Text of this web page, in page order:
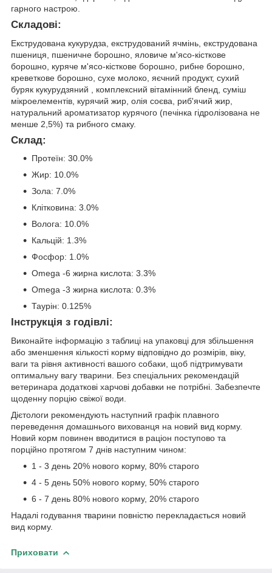
гарного настрою.
Складові:
Екструдована кукурудза, екструдований ячмінь, екструдована
пшениця, пшеничне борошно, яловиче м'ясо-кісткове
борошно, куряче м'ясо-кісткове борошно, рибне борошно,
креветкове борошно, сухе молоко, яєчний продукт, сухий
буряк кукурудзяний , комплексний вітамінний бленд, суміш
мікроелементів, курячий жир, олія соєва, риб'ячий жир,
натуральний ароматизатор курячого (печінка гідролізована не
менше 2,5%) та рибного смаку.
Склад:
Протеїн: 30.0%
Жир: 10.0%
Зола: 7.0%
Клітковина: 3.0%
Волога: 10.0%
Кальцій: 1.3%
Фосфор: 1.0%
Omega -6 жирна кислота: 3.3%
Omega -3 жирна кислота: 0.3%
Таурін: 0.125%
Інструкція з годівлі:
Виконайте інформацію з таблиці на упаковці для збільшення
або зменшення кількості корму відповідно до розмірів, віку,
ваги та рівня активності вашого собаки, щоб підтримувати
оптимальну вагу тварини. Без спеціальних рекомендацій
ветеринара додаткові харчові добавки не потрібні. Забезпечте
щоденну порцію свіжої води.
Дієтологи рекомендують наступний графік плавного
переведення домашнього вихованця на новий вид корму.
Новий корм повинен вводитися в раціон поступово та
порційно протягом 7 днів наступним чином:
1 - 3 день 20% нового корму, 80% старого
4 - 5 день 50% нового корму, 50% старого
6 - 7 день 80% нового корму, 20% старого
Надалі годування тварини повністю перекладається новий
вид корму.
Приховати